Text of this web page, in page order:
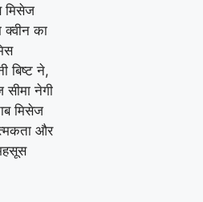
मिसेज
क्वीन का
बिष्ट ने,
नेगी
मिसेज
और